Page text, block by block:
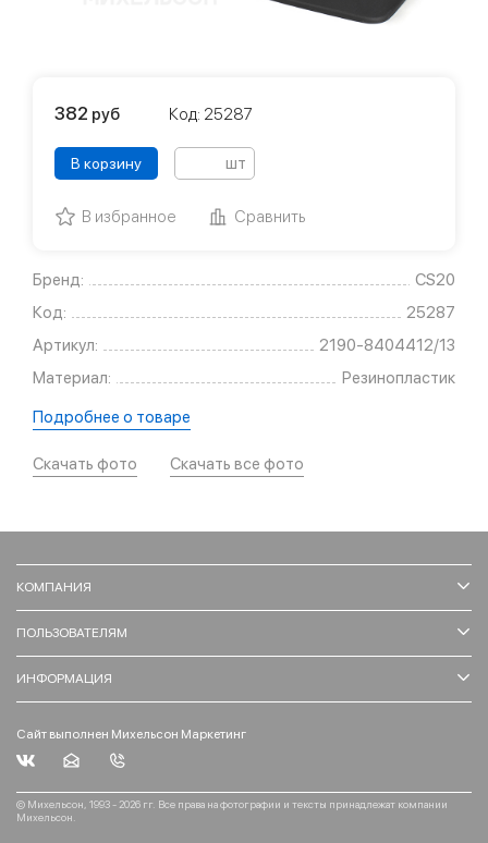
Бренд:
CS20
Код:
25287
Артикул:
2190-8404412/13
Материал:
Резинопластик
Подробнее о товаре
Скачать фото Скачать все фото
382 руб Код: 25287
В корзину шт
В избранное Сравнить
КОМПАНИЯ
ПОЛЬЗОВАТЕЛЯМ
ИНФОРМАЦИЯ
Сайт выполнен Михельсон Маркетинг
© Михельсон, 1993 - 2026 гг. Все права на фотографии и тексты принадлежат компании
Михельсон.